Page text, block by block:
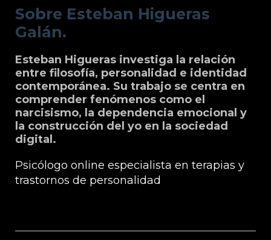
Sobre Esteban Higueras
Galán.
Esteban Higueras investiga la relación
entre filosofía, personalidad e identidad
contemporánea. Su trabajo se centra en
comprender fenómenos como el
narcisismo, la dependencia emocional y
la construcción del yo en la sociedad
digital.
Psicólogo online especialista en terapias y
trastornos de personalidad